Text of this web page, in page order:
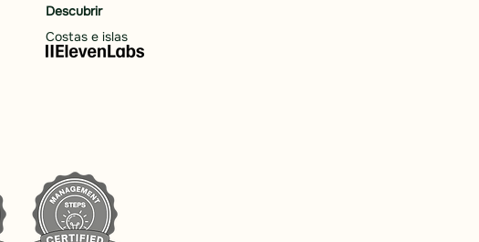
Descubrir
Costas e islas